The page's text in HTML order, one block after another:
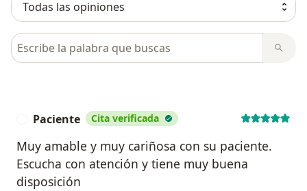
Busca en opiniones
Paciente Cita verificada
Muy amable y muy cariñosa con su paciente.
Escucha con atención y tiene muy buena
disposición